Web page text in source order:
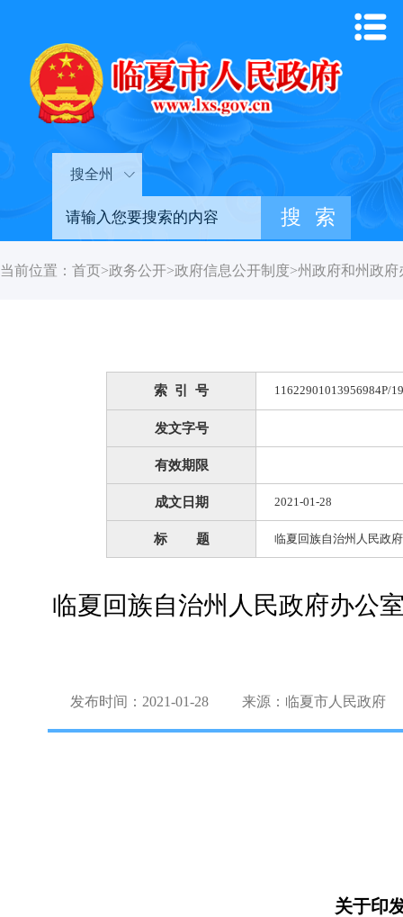
搜全州
当前位置： 首页>政务公开>政府信息公开制度>州政府和州政府
索 引 号 11622901013956984P/
发文字号
有效期限
成文日期 2021-01-28
标 题 临夏回族自治州人民政
临夏回族自治州人民政府办公
发布时间：2021-01-28 来源：临夏市人民政府
关于印